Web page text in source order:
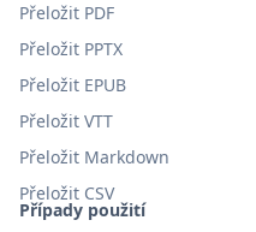
Případy použití
Přeložit PDF
Přeložit PPTX
Přeložit EPUB
Přeložit VTT
Přeložit Markdown
Přeložit CSV